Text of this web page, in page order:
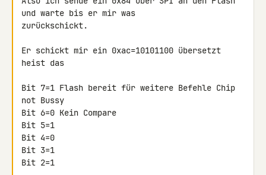
und warte bis er mir was
zurückschickt.
Er schickt mir ein 0xac=10101100 übersetzt
heist das
Bit 7=1 Flash bereit für weitere Befehle Chip
not Bussy
Bit 6=0 Kein Compare
Bit 5=1
Bit 4=0
Bit 3=1
Bit 2=1